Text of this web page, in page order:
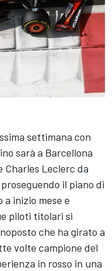
settimana con
sarà a Barcellona
Charles Leclerc da
il piano di
inizio mese e
piloti titolari si
che ha girato a
volte campione del
in rosso in una